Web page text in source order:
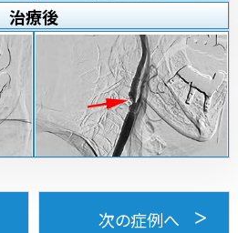
治療後
次の症例へ